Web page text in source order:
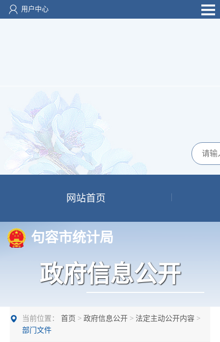
用户中心
网站首页
句容市统计局
政府信息公开
当前位置： 首页 > 政府信息公开 > 法定主动公开内容 >
部门文件